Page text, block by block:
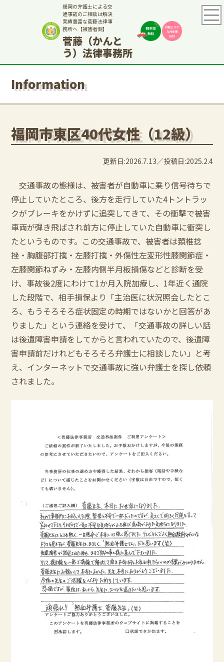
福岡の弁護士による交
通事故のご相談は解決
実績豊富な菅藤法律事
務所へ【被害者側】
菅藤（かんと
う）法律事務所
Information
福岡市東区40代女性（12級）
更新日:2026.7.13 投稿日:2025.2.4
交通事故の態様は、被害者が自動車に乗り信号待ちで
停止していたところ、後方を走行していた4トントラッ
クがブレーキをかけずに追突してきて、その衝撃で被害
車両が弾き飛ばされ前方に停止していた自動車に衝突し
たというものです。この交通事故で、被害者は頚椎捻
挫・胸腹部打撲・左膝打撲・外傷性左変形性膝関節症・
左膝関節ねずみ・左膝内側半月板損傷などと診断を受
け、事故後2度にわけて1か月入院加療し、1年近く通院
した段階で、相手損保より「主治医に状況照会したとこ
ろ、もうそろそろ症状固定の時期ではないかと回答があ
りました」という連絡を受けて、「交通事故の詳しい話
は後遺障害申請をしてからと言われていたので、後遺障
害申請前だけれどもそろそろ弁護士に相談したい」と考
え、インターネットで交通事故に強い弁護士を探し依頼
されました。